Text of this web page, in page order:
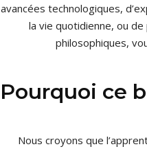
avancées technologiques,
la vie quotidienne, ou
philosophiques,
Pourquoi ce
Nous croyons que